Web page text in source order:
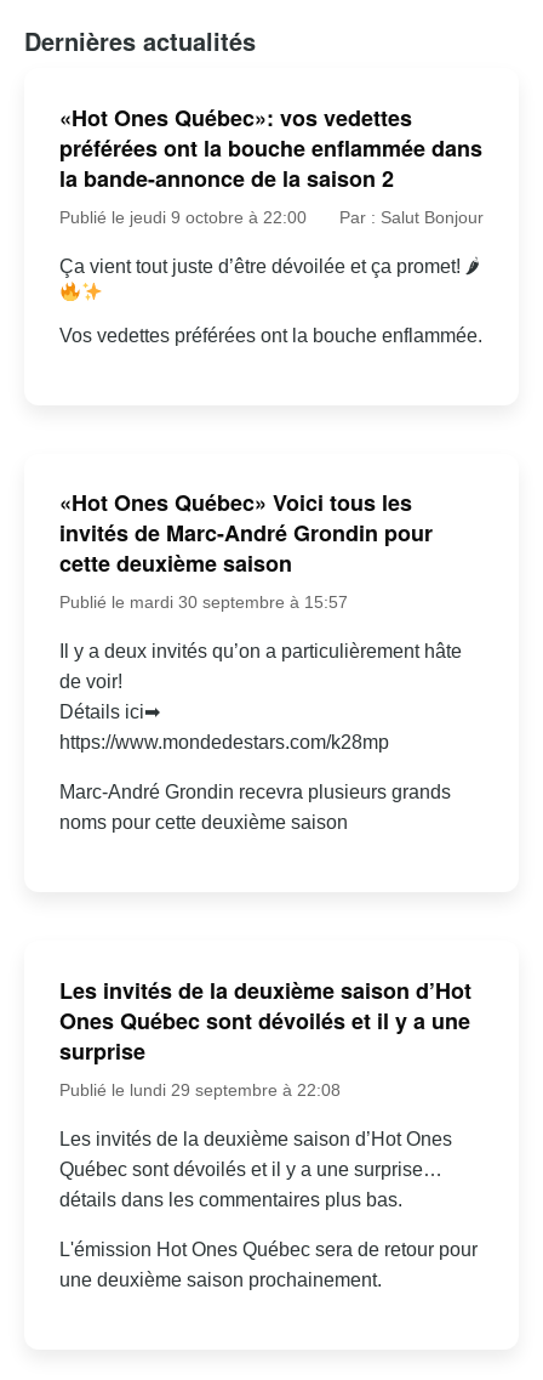
Dernières actualités
«Hot Ones Québec»: vos vedettes
préférées ont la bouche enflammée dans
la bande-annonce de la saison 2
Publié le jeudi 9 octobre à 22:00 Par : Salut Bonjour
Ça vient tout juste d’être dévoilée et ça promet! 🌶
Vos vedettes préférées ont la bouche enflammée.
«Hot Ones Québec» Voici tous les
invités de Marc-André Grondin pour
cette deuxième saison
Publié le mardi 30 septembre à 15:57
Il y a deux invités qu’on a particulièrement hâte
de voir!
Détails ici➡
https://www.mondedestars.com/k28mp
Marc-André Grondin recevra plusieurs grands
noms pour cette deuxième saison
Les invités de la deuxième saison d’Hot
Ones Québec sont dévoilés et il y a une
surprise
Publié le lundi 29 septembre à 22:08
Les invités de la deuxième saison d’Hot Ones
Québec sont dévoilés et il y a une surprise…
détails dans les commentaires plus bas.
L'émission Hot Ones Québec sera de retour pour
une deuxième saison prochainement.